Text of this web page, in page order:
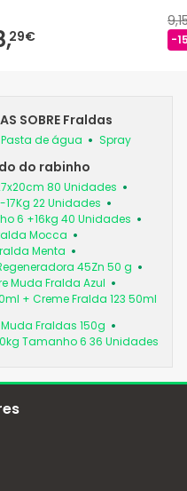
29€ -
SOBRE Fraldas
Pasta de água Spray
do rabinho
80 Unidades
17Kg 22 Unidades
6 +16kg 40 Unidades
Mocca
Menta
45Zn 50 g
Muda Fralda Azul
+ Creme Fralda 123 50ml
Fraldas 150g
Tamanho 6 36 Unidades